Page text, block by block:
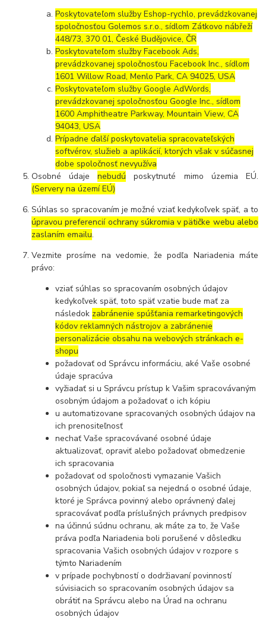
Poskytovateľom služby Eshop-rychlo, prevádzkovanej
spoločnosťou Golemos s.r.o., sídlom Zátkovo nábřeží
448/73, 370 01, České Budějovice, ČR
Poskytovateľom služby Facebook Ads,
prevádzkovanej spoločnosťou Facebook Inc., sídlom
1601 Willow Road, Menlo Park, CA 94025, USA
Poskytovateľom služby Google AdWords,
prevádzkovanej spoločnosťou Google Inc., sídlom
1600 Amphitheatre Parkway, Mountain View, CA
94043, USA
Prípadne ďalší poskytovatelia spracovateľských
softvérov, služieb a aplikácií, ktorých však v súčasnej
dobe spoločnosť nevyužíva
Osobné údajenebudú poskytnuté mimo územia EÚ.
(Servery na území EÚ)
Súhlas so spracovaním je možné vziať kedykoľvek späť, a to
úpravou preferencií ochrany súkromia v pätičke webu alebo
zaslaním emailu.
Vezmite prosíme na vedomie, že podľa Nariadenia máte
právo:
vziať súhlas so spracovaním osobných údajov
kedykoľvek späť, toto späť vzatie bude mať za
následok zabránenie spúšťania remarketingových
kódov reklamných nástrojov a zabránenie
personalizácie obsahu na webových stránkach e-
shopu
požadovať od Správcu informáciu, aké Vaše osobné
údaje spracúva
vyžiadať si u Správcu prístup k Vašim spracovávaným
osobným údajom a požadovať o ich kópiu
u automatizovane spracovaných osobných údajov na
ich prenositeľnosť
nechať Vaše spracovávané osobné údaje
aktualizovať, opraviť alebo požadovať obmedzenie
ich spracovania
požadovať od spoločnosti vymazanie Vašich
osobných údajov, pokiaľ sa nejedná o osobné údaje,
ktoré je Správca povinný alebo oprávnený ďalej
spracovávať podľa príslušných právnych predpisov
na účinnú súdnu ochranu, ak máte za to, že Vaše
práva podľa Nariadenia boli porušené v dôsledku
spracovania Vašich osobných údajov v rozpore s
týmto Nariadením
v prípade pochybností o dodržiavaní povinností
súvisiacich so spracovaním osobných údajov sa
obrátiť na Správcu alebo na Úrad na ochranu
osobných údajov